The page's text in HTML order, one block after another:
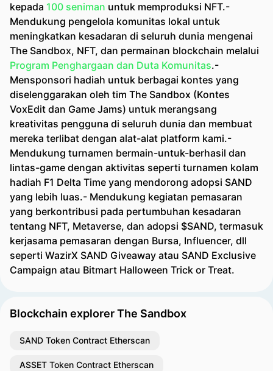
kepada 100 seniman untuk memproduksi NFT.-
Mendukung pengelola komunitas lokal untuk
meningkatkan kesadaran di seluruh dunia mengenai
The Sandbox, NFT, dan permainan blockchain melalui
Program Penghargaan dan Duta Komunitas.-
Mensponsori hadiah untuk berbagai kontes yang
diselenggarakan oleh tim The Sandbox (Kontes
VoxEdit dan Game Jams) untuk merangsang
kreativitas pengguna di seluruh dunia dan membuat
mereka terlibat dengan alat-alat platform kami.-
Mendukung turnamen bermain-untuk-berhasil dan
lintas-game dengan aktivitas seperti turnamen kolam
hadiah F1 Delta Time yang mendorong adopsi SAND
yang lebih luas.- Mendukung kegiatan pemasaran
yang berkontribusi pada pertumbuhan kesadaran
tentang NFT, Metaverse, dan adopsi $SAND, termasuk
kerjasama pemasaran dengan Bursa, Influencer, dll
seperti WazirX SAND Giveaway atau SAND Exclusive
Campaign atau Bitmart Halloween Trick or Treat.
Blockchain explorer The Sandbox
SAND Token Contract Etherscan
ASSET Token Contract Etherscan